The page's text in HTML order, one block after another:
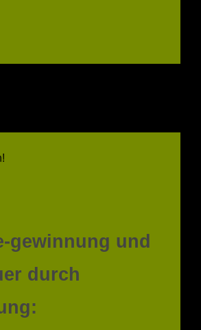
durch
der richtigen